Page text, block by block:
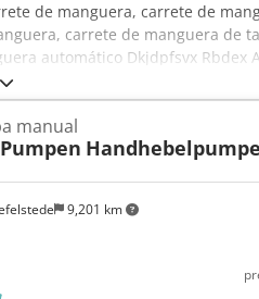
de manguera, carrete de
carrete de manguera de
automático Dkjdpfsvx Rbdex
-Peso: 22 kg
9,201 km
manual
Handhebelpumpe